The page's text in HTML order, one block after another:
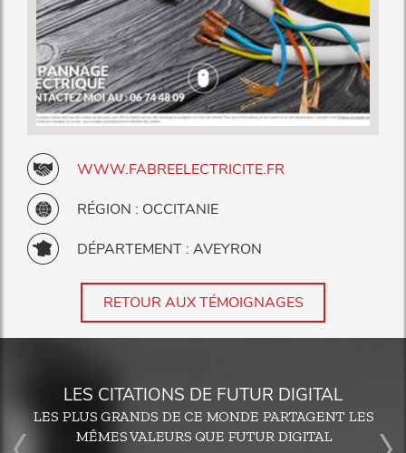
WWW.FABREELECTRICITE.FR
RÉGION : OCCITANIE
DÉPARTEMENT : AVEYRON
RETOUR AUX TÉMOIGNAGES
LES CITATIONS DE FUTUR DIGITAL
LES PLUS GRANDS DE CE MONDE PARTAGENT LES
MÊMES VALEURS QUE FUTUR DIGITAL